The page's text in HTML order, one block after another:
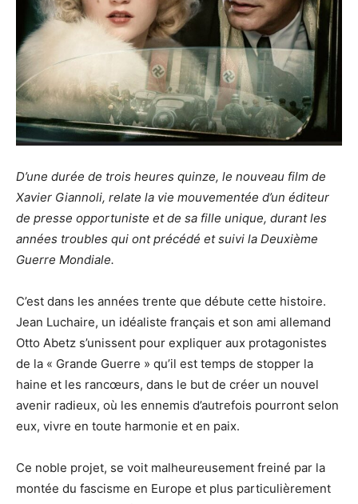
D’une durée de trois heures quinze, le nouveau film de
Xavier Giannoli, relate la vie mouvementée d’un éditeur
de presse opportuniste et de sa fille unique, durant les
années troubles qui ont précédé et suivi la Deuxième
Guerre Mondiale.
C’est dans les années trente que débute cette histoire.
Jean Luchaire, un idéaliste français et son ami allemand
Otto Abetz s’unissent pour expliquer aux protagonistes
de la « Grande Guerre » qu’il est temps de stopper la
haine et les rancœurs, dans le but de créer un nouvel
avenir radieux, où les ennemis d’autrefois pourront selon
eux, vivre en toute harmonie et en paix.
Ce noble projet, se voit malheureusement freiné par la
montée du fascisme en Europe et plus particulièrement